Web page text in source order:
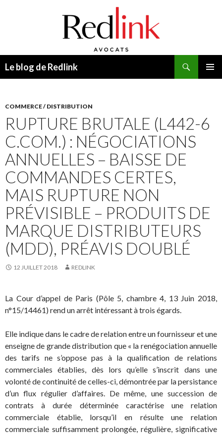
Le blog de Redlink
COMMERCE / DISTRIBUTION
RUPTURE BRUTALE (L442-6
C.COM.) : NÉGOCIATIONS
ANNUELLES – BAISSE DE
COMMANDES CERTES,
MAIS RUPTURE NON
PRÉVISIBLE – PRODUITS DE
MARQUE DISTRIBUTEURS
(MDD), PRÉAVIS DOUBLÉ
12 JUILLET 2018 REDLINK
La Cour d’appel de Paris (Pôle 5, chambre 4, 13 Juin 2018,
n°15/14461) rend un arrêt intéressant à trois égards.
Elle indique dans le cadre de relation entre un fournisseur et une
enseigne de grande distribution que « la renégociation annuelle
des tarifs ne s’oppose pas à la qualification de relations
commerciales établies, dès lors qu’elle s’inscrit dans une
volonté de continuité de celles-ci, démontrée par la persistance
d’un flux régulier d’affaires. De même, une succession de
contrats à durée déterminée caractérise une relation
commerciale établie, lorsqu’il en résulte une relation
commerciale suffisamment prolongée, régulière, significative